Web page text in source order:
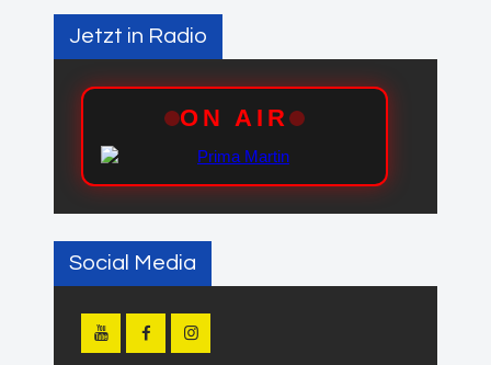
Jetzt in Radio
Social Media